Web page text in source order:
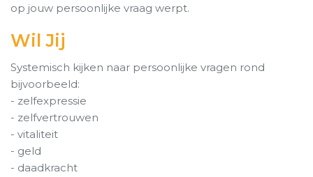
op jouw persoonlijke vraag werpt.
Wil Jij
Systemisch kijken naar persoonlijke vragen rond
bijvoorbeeld:
- zelfexpressie
- zelfvertrouwen
- vitaliteit
- geld
- daadkracht